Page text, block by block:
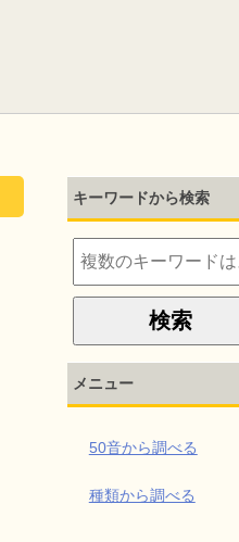
キーワードから検索
メニュー
50音から調べる
種類から調べる